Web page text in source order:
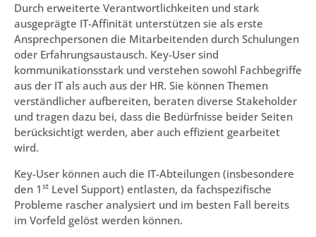
Durch erweiterte Verantwortlichkeiten und stark
ausgeprägte IT-Affinität unterstützen sie als erste
Ansprechpersonen die Mitarbeitenden durch Schulungen
oder Erfahrungsaustausch. Key-User sind
kommunikationsstark und verstehen sowohl Fachbegriffe
aus der IT als auch aus der HR. Sie können Themen
verständlicher aufbereiten, beraten diverse Stakeholder
und tragen dazu bei, dass die Bedürfnisse beider Seiten
berücksichtigt werden, aber auch effizient gearbeitet
wird.
Key-User können auch die IT-Abteilungen (insbesondere
den 1 st Level Support) entlasten, da fachspezifische
Probleme rascher analysiert und im besten Fall bereits
im Vorfeld gelöst werden können.